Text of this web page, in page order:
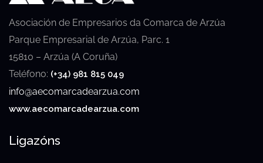
Asociación de Empresarios da Comarca de Arzúa
Parque Empresarial de Arzúa, Parc. 1
15810 – Arzúa (A Coruña)
Teléfono: (+34) 981 815 049
info@aecomarcadearzua.com
www.aecomarcadearzua.com
Ligazóns